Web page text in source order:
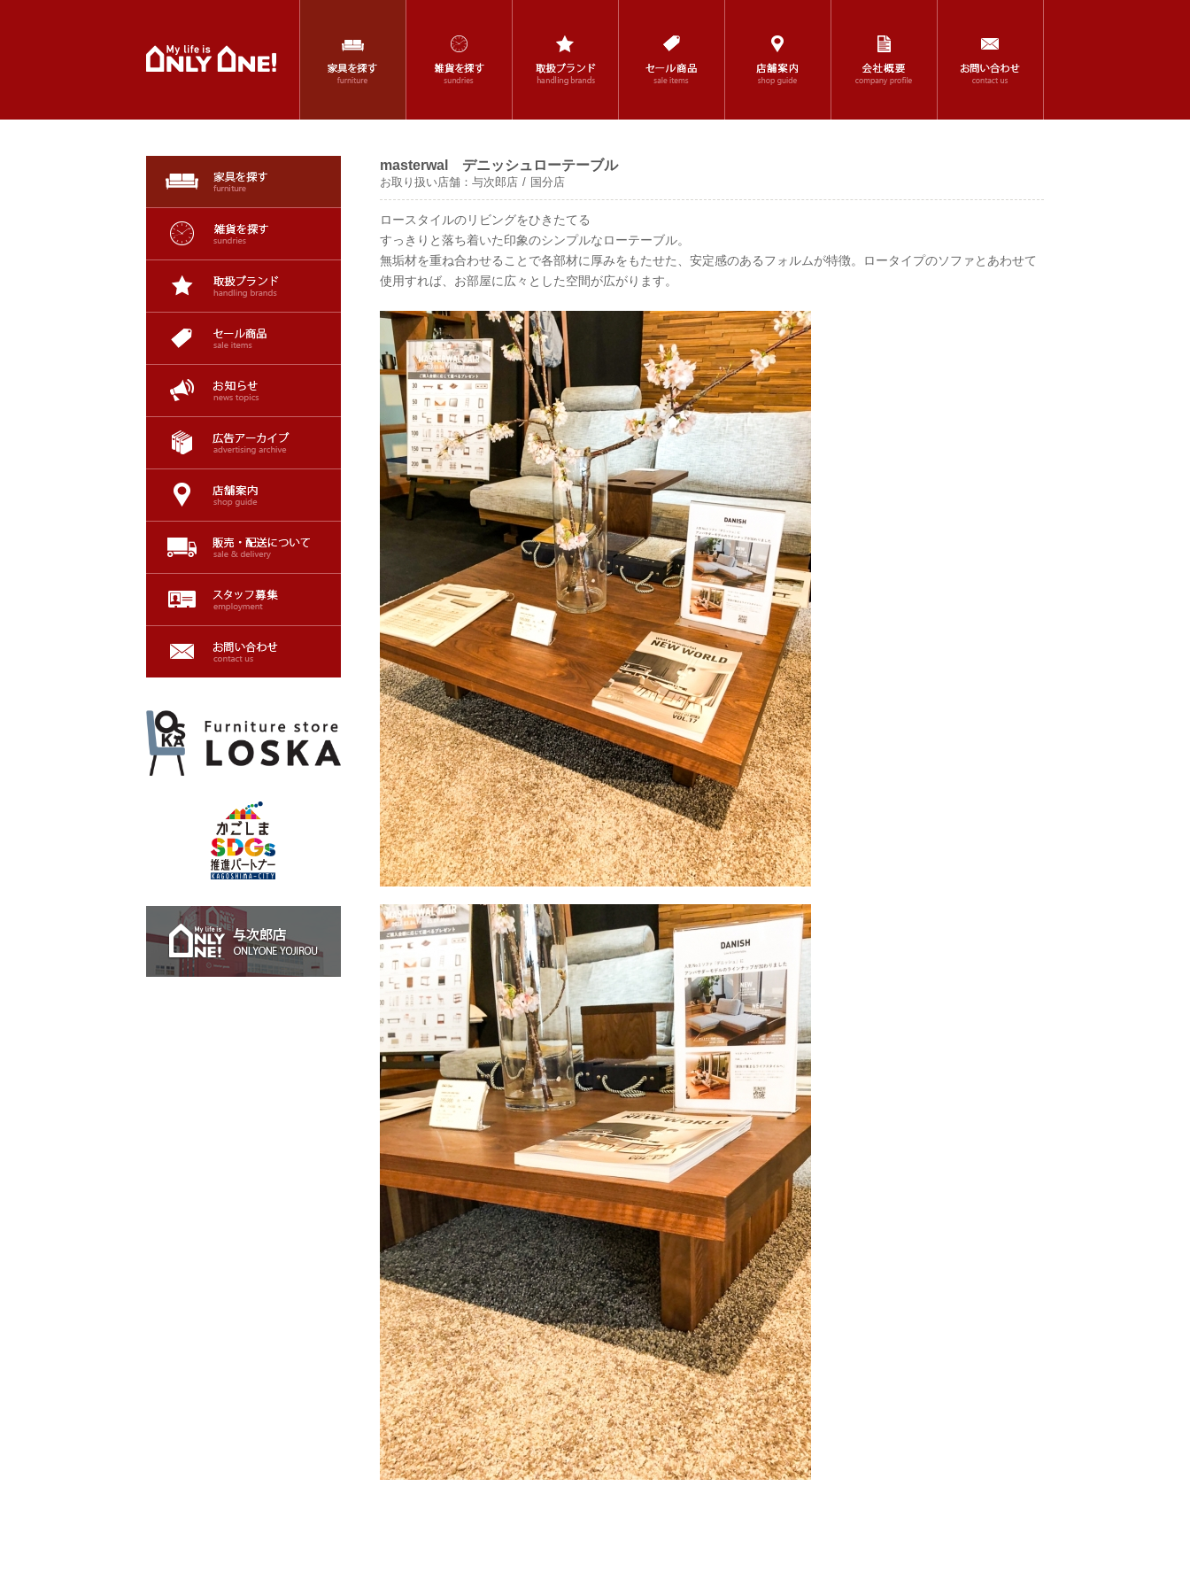
masterwal デニッシュローテーブル
お取り扱い店舗： 与次郎店 国分店
ロースタイルのリビングをひきたてる
すっきりと落ち着いた印象のシンプルなローテーブル。
無垢材を重ね合わせることで各部材に厚みをもたせた、安定感のあるフォルムが特徴。ロータイプのソファとあわせて
使用すれば、お部屋に広々とした空間が広がります。
与次郎店 ONLYONE YOJIROU